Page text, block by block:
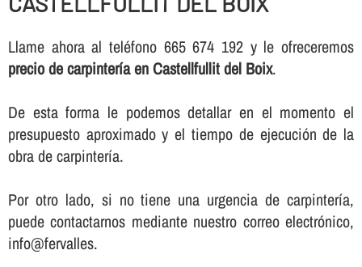
Llame ahora al teléfono 665 674 192 y le ofreceremos
precio de carpinterí­a en Castellfullit del Boix.
De esta forma le podemos detallar en el momento el
presupuesto aproximado y el tiempo de ejecución de la
obra de carpinterí­a.
Por otro lado, si no tiene una urgencia de carpinterí­a,
puede contactarnos mediante nuestro correo electrónico,
info@fervalles.